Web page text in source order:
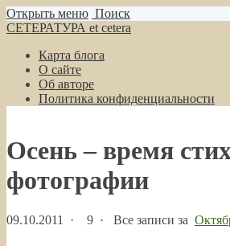
Открыть меню Поиск
СЕТЕРАТУРА et cetera
Карта блога
О сайте
Об авторе
Политика конфиденциальности
Осень – время
фотографии
09.10.2011 · 9 · Все записи за